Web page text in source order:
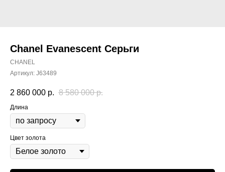
Chanel Evanescent Серьги
CHANEL
Артикул: J63489
2 860 000 р. 8 580 000 р.
Длина
Цвет золота